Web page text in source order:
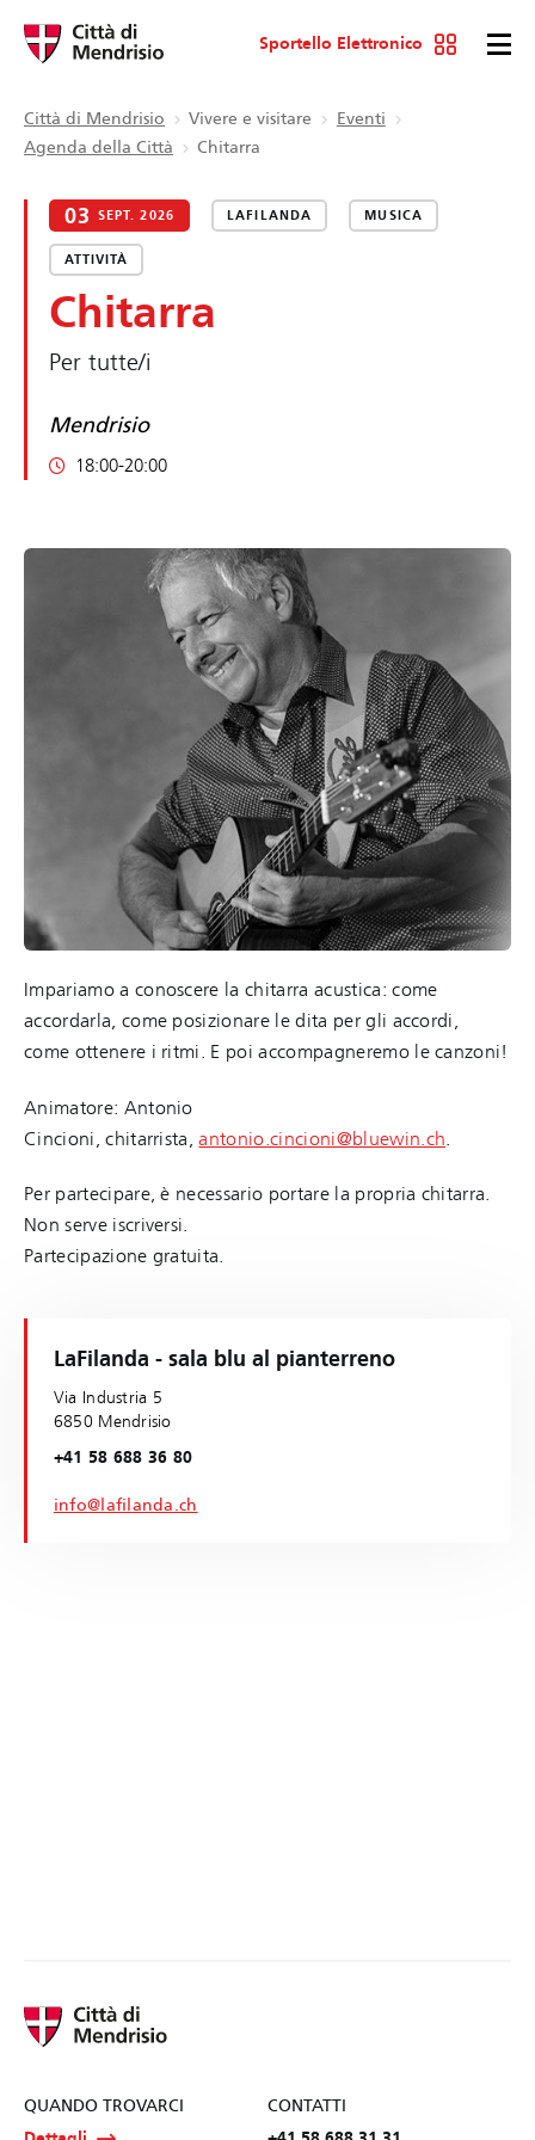
Sportello Elettronico
Città di Mendrisio Vivere e visitare
Eventi
Agenda della Città
Chitarra
03 SEPT. 2026 LAFILANDA MUSICA
ATTIVITÀ
Chitarra
Per tutte/i
Mendrisio
18:00-20:00
Impariamo a conoscere la chitarra acustica: come
accordarla, come posizionare le dita per gli accordi,
come ottenere i ritmi. E poi accompagneremo le canzoni!
Animatore: Antonio
Cincioni, chitarrista,antonio.cincioni@bluewin.ch
Per partecipare, è necessario portare la propria chitarra.
Non serve iscriversi.
Partecipazione gratuita.
LaFilanda - sala blu al pianterreno
Via Industria 5
6850 Mendrisio
+41 58 688 36 80
info@lafilanda.ch
QUANDO TROVARCI
CONTATTI